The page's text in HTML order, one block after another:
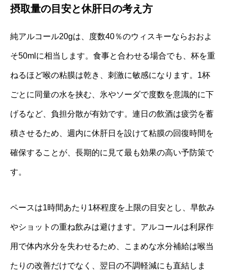
摂取量の目安と休肝日の考え方
純アルコール20gは、度数40％のウィスキーならおおよ
そ50mlに相当します。食事と合わせる場合でも、杯を重
ねるほど喉の粘膜は乾き、刺激に敏感になります。1杯
ごとに同量の水を挟む、氷やソーダで度数を意識的に下
げるなど、負担分散が有効です。連日の飲酒は疲労を蓄
積させるため、週内に休肝日を設けて粘膜の回復時間を
確保することが、長期的に見て最も効果の高い予防策で
す。
ペースは1時間あたり1杯程度を上限の目安とし、早飲み
やショットの重ね飲みは避けます。アルコールは利尿作
用で体内水分を失わせるため、こまめな水分補給は喉当
たりの改善だけでなく、翌日の不調軽減にも直結しま